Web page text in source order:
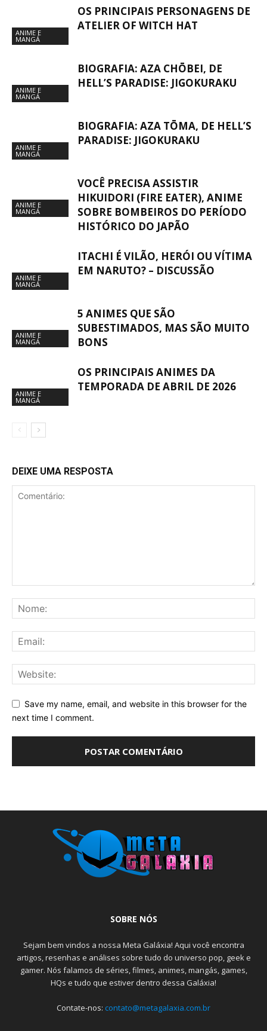
ANIME E
MANGÁ
OS PRINCIPAIS PERSONAGENS DE
ATELIER OF WITCH HAT
ANIME E
MANGÁ
BIOGRAFIA: AZA CHŌBEI, DE
HELL’S PARADISE: JIGOKURAKU
ANIME E
MANGÁ
BIOGRAFIA: AZA TŌMA, DE HELL’S
PARADISE: JIGOKURAKU
ANIME E
MANGÁ
VOCÊ PRECISA ASSISTIR
HIKUIDORI (FIRE EATER), ANIME
SOBRE BOMBEIROS DO PERÍODO
HISTÓRICO DO JAPÃO
ANIME E
MANGÁ
ITACHI É VILÃO, HERÓI OU VÍTIMA
EM NARUTO? – DISCUSSÃO
ANIME E
MANGÁ
5 ANIMES QUE SÃO
SUBESTIMADOS, MAS SÃO MUITO
BONS
ANIME E
MANGÁ
OS PRINCIPAIS ANIMES DA
TEMPORADA DE ABRIL DE 2026
DEIXE UMA RESPOSTA
Save my name, email, and website in this browser for the
next time I comment.
SOBRE NÓS
Sejam bem vindos a nossa Meta Galáxia! Aqui você encontra
artigos, resenhas e análises sobre tudo do universo pop, geek e
gamer. Nós falamos de séries, filmes, animes, mangás, games,
HQs e tudo que estiver dentro dessa Galáxia!
Contate-nos: contato@metagalaxia.com.br